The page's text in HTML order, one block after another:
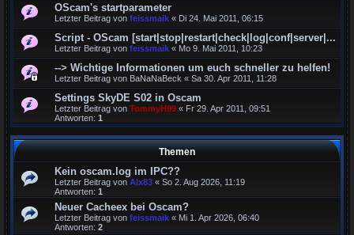
OScam's startparameter
Letzter Beitrag von feissmaik « Di 24. Mai 2011, 06:15
Script - OScam [start|stop|restart|check|log|conf|server|...
Letzter Beitrag von feissmaik « Mo 9. Mai 2011, 10:23
--> Wichtige Informationen um euch schneller zu helfen!
Letzter Beitrag von BaNaNaBeck « Sa 30. Apr 2011, 11:28
Settings SkyDE S02 in Oscam
Letzter Beitrag von TommyH99 « Fr 29. Apr 2011, 09:51
Antworten: 1
Themen
Kein oscam.log im IPC??
Letzter Beitrag von Alx83 « So 2. Aug 2026, 11:19
Antworten: 1
Neuer Cacheex bei Oscam?
Letzter Beitrag von feissmaik « Mi 1. Apr 2026, 06:40
Antworten: 2